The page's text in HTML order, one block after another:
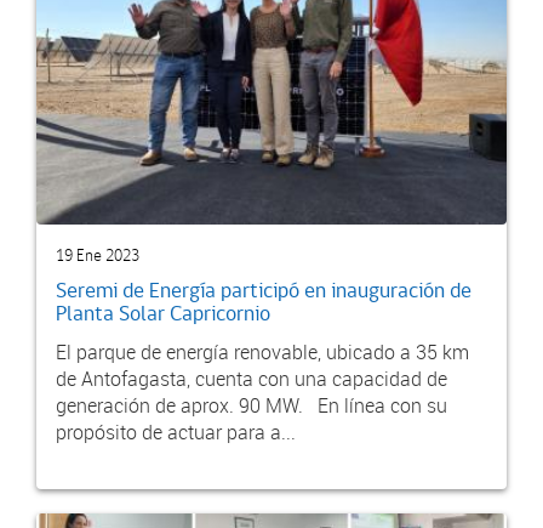
19 Ene 2023
Seremi de Energía participó en inauguración de
Planta Solar Capricornio
El parque de energía renovable, ubicado a 35 km
de Antofagasta, cuenta con una capacidad de
generación de aprox. 90 MW. En línea con su
propósito de actuar para a...